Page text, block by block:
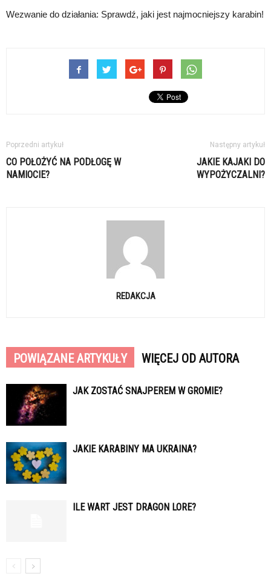
Wezwanie do działania: Sprawdź, jaki jest najmocniejszy karabin!
Poprzedni artykuł
CO POŁOŻYĆ NA PODŁOGĘ W
NAMIOCIE?
Następny artykuł
JAKIE KAJAKI DO
WYPOŻYCZALNI?
REDAKCJA
POWIĄZANE ARTYKUŁY WIĘCEJ OD AUTORA
JAK ZOSTAĆ SNAJPEREM W GROMIE?
JAKIE KARABINY MA UKRAINA?
ILE WART JEST DRAGON LORE?